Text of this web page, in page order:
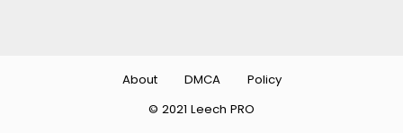
© 2021 Leech PRO
About DMCA Policy